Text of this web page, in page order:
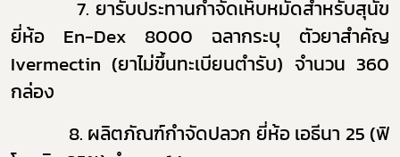
7. ยารับประทานกำจัดเห็บหมัดสำหรับสุนัข
ยี่ห้อ En-Dex 8000 ฉลากระบุ ตัวยาสำคัญ
Ivermectin (ยาไม่ขึ้นทะเบียนตำรับ) จำนวน 360
กล่อง
8. ผลิตภัณฑ์กำจัดปลวก ยี่ห้อ เอธีนา 25 (ฟิ